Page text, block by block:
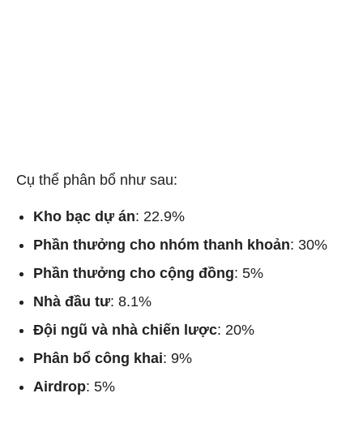
Cụ thể phân bổ như sau:
Kho bạc dự án: 22.9%
Phần thưởng cho nhóm thanh khoản: 30%
Phần thưởng cho cộng đồng: 5%
Nhà đầu tư: 8.1%
Đội ngũ và nhà chiến lược: 20%
Phân bổ công khai: 9%
Airdrop: 5%